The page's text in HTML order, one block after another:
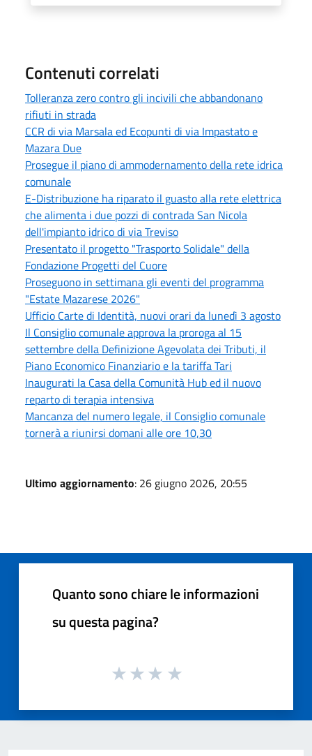
Contenuti correlati
Tolleranza zero contro gli incivili che abbandonano
rifiuti in strada
CCR di via Marsala ed Ecopunti di via Impastato e
Mazara Due
Prosegue il piano di ammodernamento della rete idrica
comunale
E-Distribuzione ha riparato il guasto alla rete elettrica
che alimenta i due pozzi di contrada San Nicola
dell'impianto idrico di via Treviso
Presentato il progetto "Trasporto Solidale" della
Fondazione Progetti del Cuore
Proseguono in settimana gli eventi del programma
"Estate Mazarese 2026"
Ufficio Carte di Identità, nuovi orari da lunedì 3 agosto
Il Consiglio comunale approva la proroga al 15
settembre della Definizione Agevolata dei Tributi, il
Piano Economico Finanziario e la tariffa Tari
Inaugurati la Casa della Comunità Hub ed il nuovo
reparto di terapia intensiva
Mancanza del numero legale, il Consiglio comunale
tornerà a riunirsi domani alle ore 10,30
Ultimo aggiornamento: 26 giugno 2026, 20:55
Quanto sono chiare le informazioni
su questa pagina?